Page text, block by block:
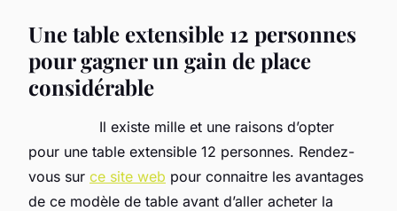
Une table extensible 12 personnes
pour gagner un gain de place
considérable
Il existe mille et une raisons d’opter
pour une table extensible 12 personnes. Rendez-
vous sur ce site web pour connaitre les avantages
de ce modèle de table avant d’aller acheter la